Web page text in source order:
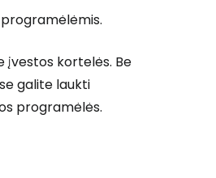
įvestos kortelės. Be
galite laukti
programėlės.